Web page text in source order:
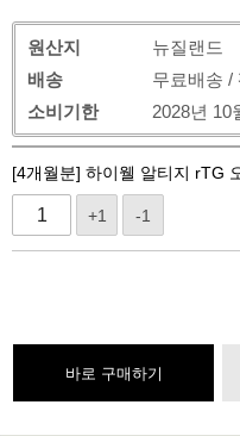
원산지
뉴질랜드
배송
무료배송 /
소비기한
2028년 10
[4개월분] 하이웰 알티지 rTG
+1 -1
바로 구매하기